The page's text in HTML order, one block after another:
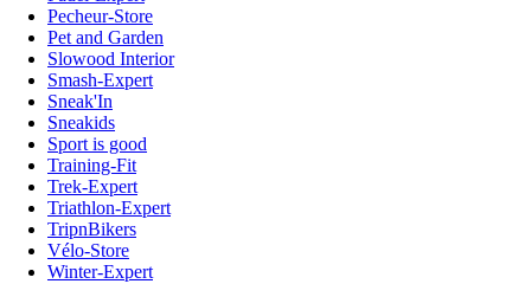
Pecheur-Store
Pet and Garden
Slowood Interior
Smash-Expert
Sneak'In
Sneakids
Sport is good
Training-Fit
Trek-Expert
Triathlon-Expert
TripnBikers
Vélo-Store
Winter-Expert